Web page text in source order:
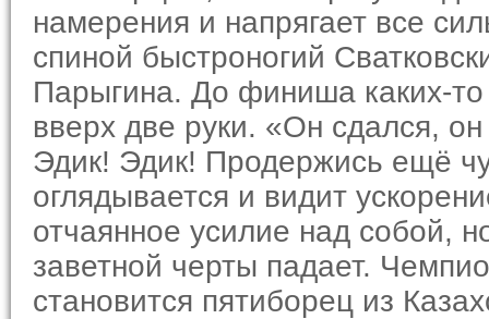
намерения и напрягает все
спиной быстроногий
Парыгина. До финиша каких-
вверх две руки. «Он сдался,
Эдик! Эдик! Продержись ещё
оглядывается и видит
отчаянное усилие над собой,
заветной черты падает.
становится пятиборец из